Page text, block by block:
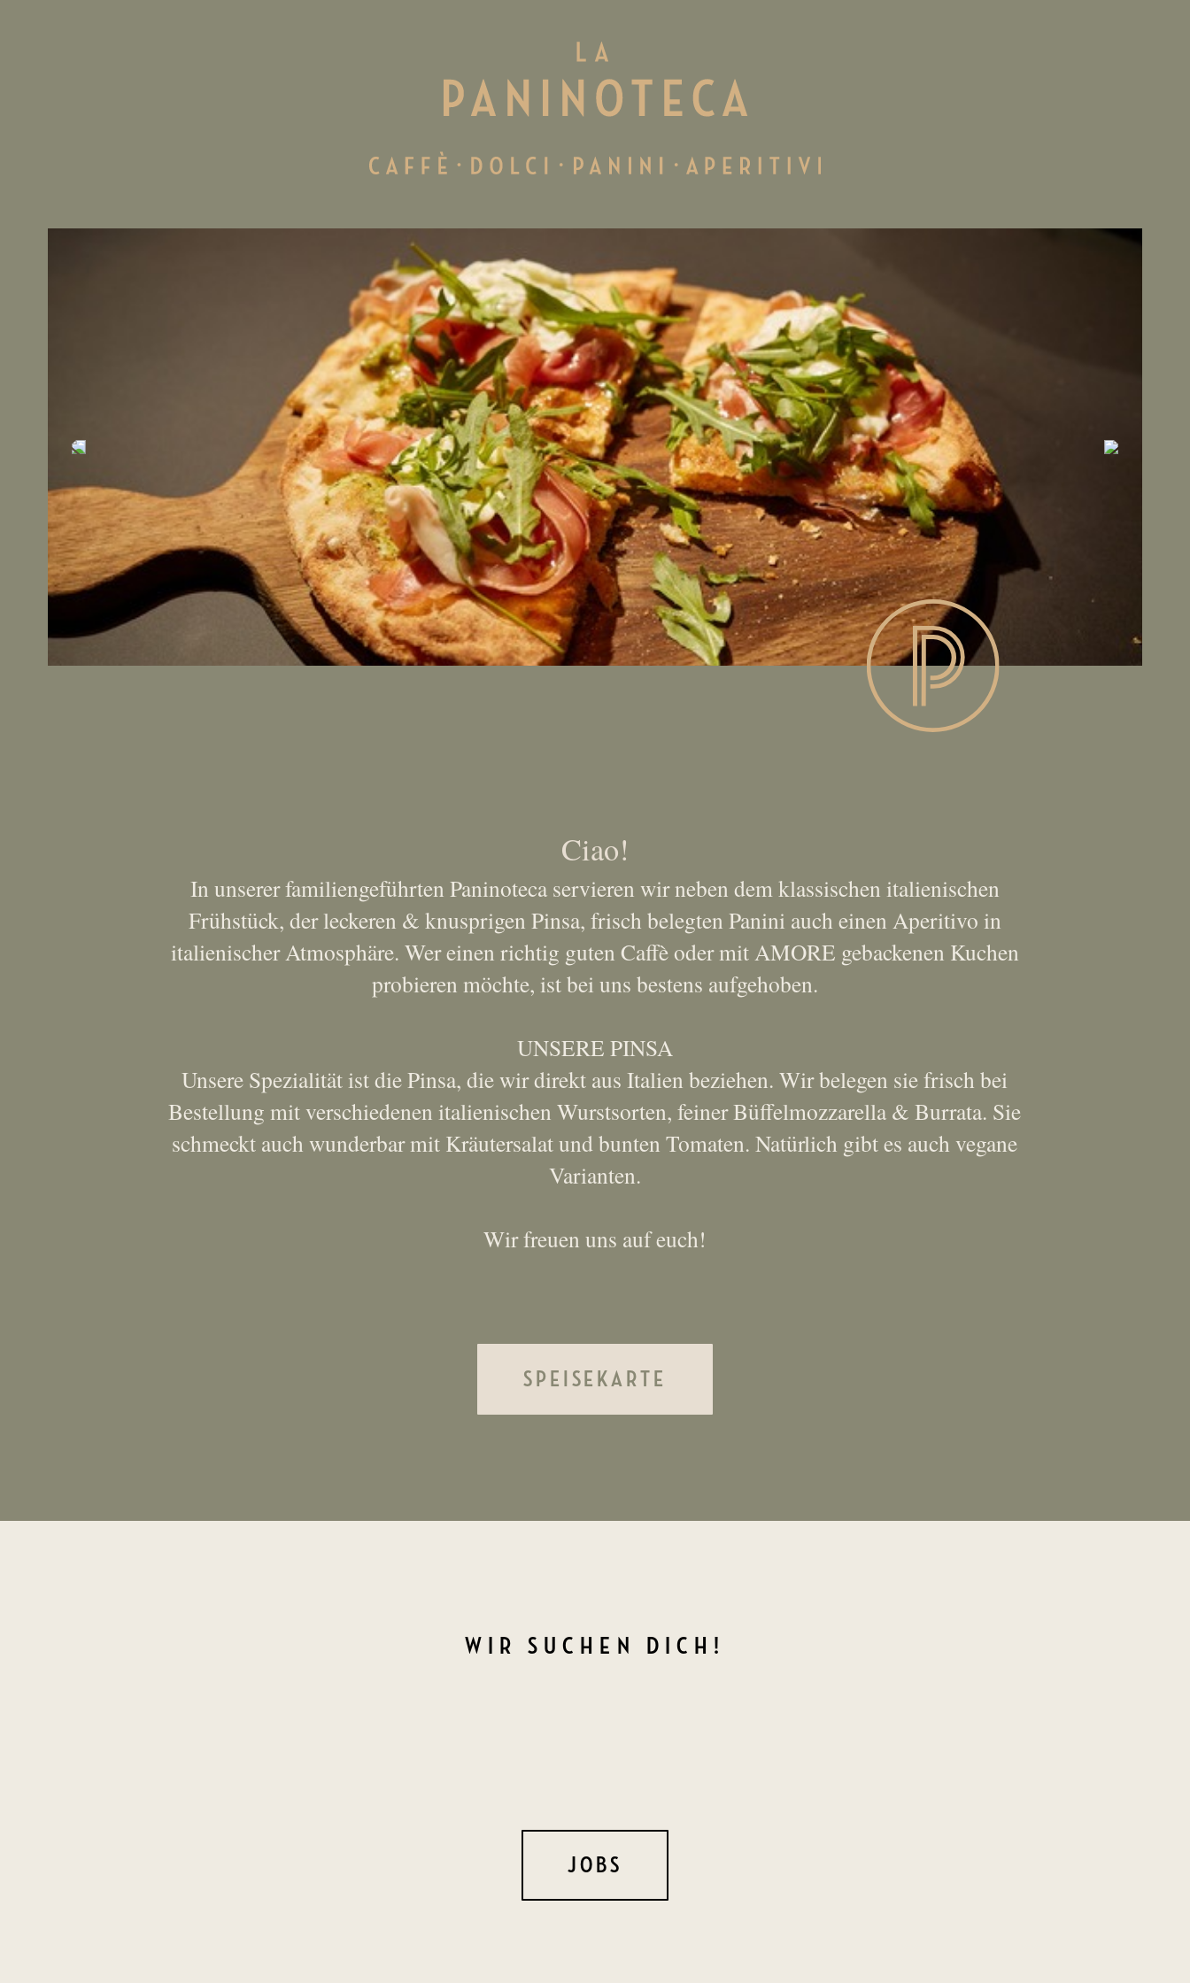
Ciao!
In unserer familiengeführten Paninoteca servieren wir neben dem klassischen italienischen
Frühstück, der leckeren & knusprigen Pinsa, frisch belegten Panini auch einen Aperitivo in
italienischer Atmosphäre. Wer einen richtig guten Caffè oder mit AMORE gebackenen Kuchen
probieren möchte, ist bei uns bestens aufgehoben.
UNSERE PINSA
Unsere Spezialität ist die Pinsa, die wir direkt aus Italien beziehen. Wir belegen sie frisch bei
Bestellung mit verschiedenen italienischen Wurstsorten, feiner Büffelmozzarella & Burrata. Sie
schmeckt auch wunderbar mit Kräutersalat und bunten Tomaten. Natürlich gibt es auch vegane
Varianten.
Wir freuen uns auf euch!
SPEISEKARTE
WIR SUCHEN DICH!
JOBS